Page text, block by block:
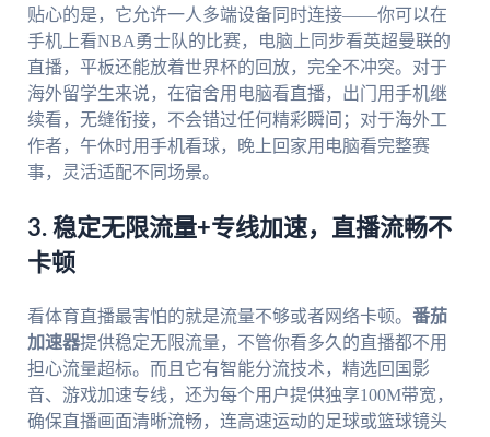
贴心的是，它允许一人多端设备同时连接——你可以在
手机上看NBA勇士队的比赛，电脑上同步看英超曼联的
直播，平板还能放着世界杯的回放，完全不冲突。对于
海外留学生来说，在宿舍用电脑看直播，出门用手机继
续看，无缝衔接，不会错过任何精彩瞬间；对于海外工
作者，午休时用手机看球，晚上回家用电脑看完整赛
事，灵活适配不同场景。
3. 稳定无限流量+专线加速，直播流畅不
卡顿
看体育直播最害怕的就是流量不够或者网络卡顿。 番茄
加速器提供稳定无限流量，不管你看多久的直播都不用
担心流量超标。而且它有智能分流技术，精选回国影
音、游戏加速专线，还为每个用户提供独享100M带宽，
确保直播画面清晰流畅，连高速运动的足球或篮球镜头